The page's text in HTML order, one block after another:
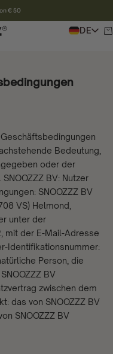
€ 50
DE
Bedeutung,
oder der
BV: Nutzer
SNOOZZZ BV
VS) Helmond,
unter der
mit der E-Mail-Adresse
Identifikationsnummer:
Person, die
BV
zwischen dem
das von SNOOZZZ BV
SNOOZZZ BV